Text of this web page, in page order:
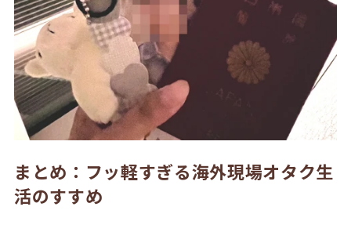
まとめ：フッ軽すぎる海外現場オタク生
活のすすめ